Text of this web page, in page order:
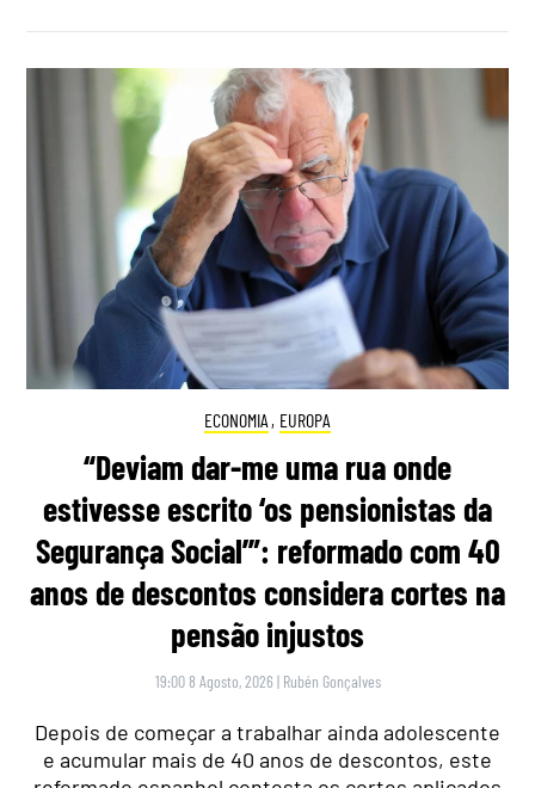
ECONOMIA , EUROPA
“Deviam dar-me uma rua onde
estivesse escrito ‘os pensionistas da
Segurança Social’”: reformado com 40
anos de descontos considera cortes na
pensão injustos
19:00 8 Agosto, 2026 | Rubén Gonçalves
Depois de começar a trabalhar ainda adolescente
e acumular mais de 40 anos de descontos, este